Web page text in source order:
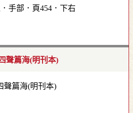
手部．頁454．下右
四聲篇海(明刊本)